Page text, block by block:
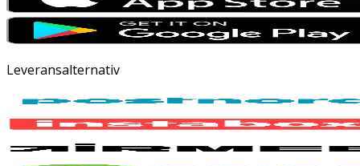
Leveransalternativ